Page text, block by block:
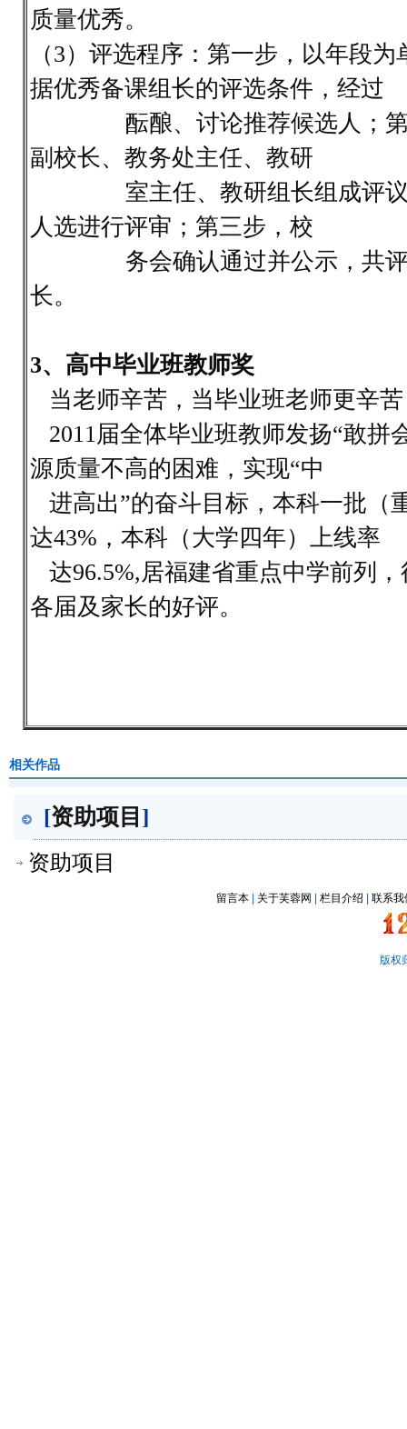
质量优秀。
（3）评选程序：第一步，以年段
据优秀备课组长的评选条件，经过
酝酿、讨论推荐候选人；第
副校长、教务处主任、教研
室主任、教研组长组成评议
人选进行评审；第三步，校
务会确认通过并公示，共评
长。
3、高中毕业班教师奖
当老师辛苦，当毕业班老师更辛
2011届全体毕业班教师发扬“敢拼
源质量不高的困难，实现“中
进高出”的奋斗目标，本科一批（
达43%，本科（大学四年）上线率
达96.5%,居福建省重点中学前列
各届及家长的好评。
相关作品
[资助项目 ]
资助项目
留言本| 关于芙蓉网 栏目介绍 联系我
版权